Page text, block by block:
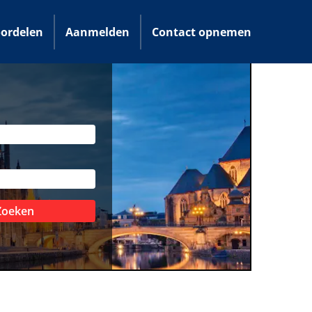
Aanmelden Contact opnemen